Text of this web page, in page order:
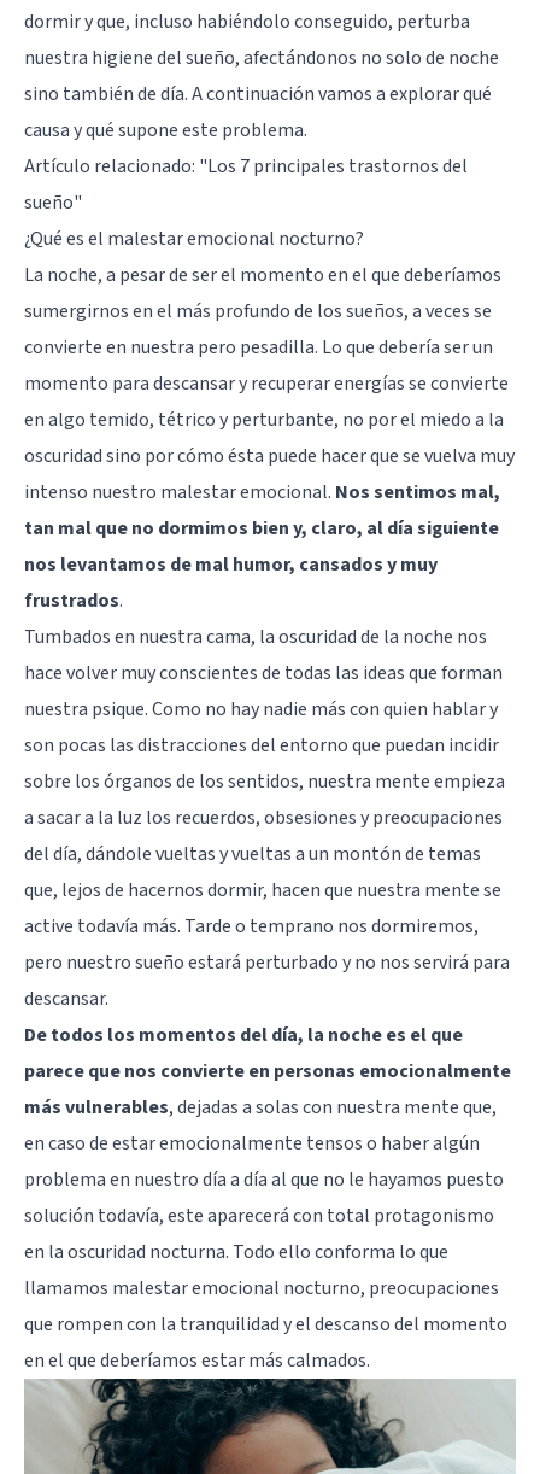
dormir y que, incluso habiéndolo conseguido, perturba
nuestra higiene del sueño, afectándonos no solo de noche
sino también de día. A continuación vamos a explorar qué
causa y qué supone este problema.
Artículo relacionado: "Los 7 principales trastornos del
sueño"
¿Qué es el malestar emocional nocturno?
La noche, a pesar de ser el momento en el que deberíamos
sumergirnos en el más profundo de los sueños, a veces se
convierte en nuestra pero pesadilla. Lo que debería ser un
momento para descansar y recuperar energías se convierte
en algo temido, tétrico y perturbante, no por el miedo a la
oscuridad sino por cómo ésta puede hacer que se vuelva muy
intenso nuestro malestar emocional. Nos sentimos mal,
tan mal que no dormimos bien y, claro, al día siguiente
nos levantamos de mal humor, cansados y muy
frustrados.
Tumbados en nuestra cama, la oscuridad de la noche nos
hace volver muy conscientes de todas las ideas que forman
nuestra psique. Como no hay nadie más con quien hablar y
son pocas las distracciones del entorno que puedan incidir
sobre los órganos de los sentidos, nuestra mente empieza
a sacar a la luz los recuerdos, obsesiones y preocupaciones
del día, dándole vueltas y vueltas a un montón de temas
que, lejos de hacernos dormir, hacen que nuestra mente se
active todavía más. Tarde o temprano nos dormiremos,
pero nuestro sueño estará perturbado y no nos servirá para
descansar.
De todos los momentos del día, la noche es el que
parece que nos convierte en personas emocionalmente
más vulnerables, dejadas a solas con nuestra mente que,
en caso de estar emocionalmente tensos o haber algún
problema en nuestro día a día al que no le hayamos puesto
solución todavía, este aparecerá con total protagonismo
en la oscuridad nocturna. Todo ello conforma lo que
llamamos malestar emocional nocturno, preocupaciones
que rompen con la tranquilidad y el descanso del momento
en el que deberíamos estar más calmados.